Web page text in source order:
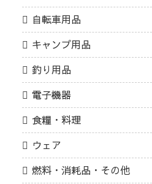
自転車用品
キャンプ用品
釣り用品
電子機器
食糧・料理
ウェア
燃料・消耗品・その他